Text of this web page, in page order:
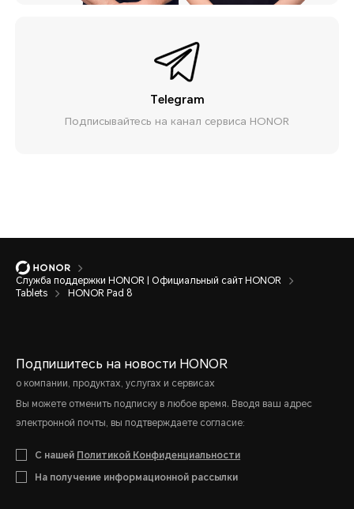
Telegram
Подписывайтесь на канал сервиса HONOR
Служба поддержки HONOR | Официальный сайт HONOR
Tablets
HONOR Pad 8
Подпишитесь на новости HONOR
о компании, продуктах, услугах и сервисах
Вы можете отменить подписку в любое время. Вводя ваш адрес
электронной почты, вы подтверждаете согласие:
С нашей Политикой Конфиденциальности
На получение информационной рассылки